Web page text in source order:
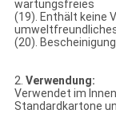
wartungsfreies
(19). Enthält keine
(20).
2. Verwendung:
Verwendet im
Standardkartone